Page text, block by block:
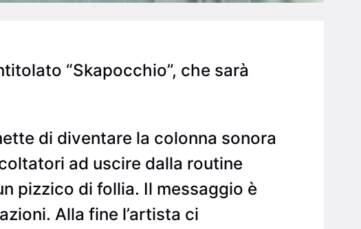
“Skapocchio”, che sarà
di diventare la colonna sonora
ad uscire dalla routine
pizzico di follia. Il messaggio è
Alla fine l’artista ci